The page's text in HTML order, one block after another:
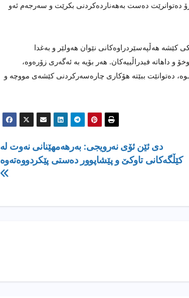
دەست بەهەناردەکردنی بکرێت و سەرجەم ئەو
کێشە هەڵپەسێردراوەکانی نێوان هەولێر و بەغدا
داهاتە فیدراڵییەکان. هەر بۆیە بە ئەگەری زۆرەوە،
دەتوانێت ببێتە هۆکاری چارەسەرکردنی کێشەی مووچە و
دی ئێن ئۆی نەرویجی: بەرهەمهێنانی نەوت لە
کێڵگەکانی تاوکێ و پێشاپوور دەستی پێکردووەتەوە